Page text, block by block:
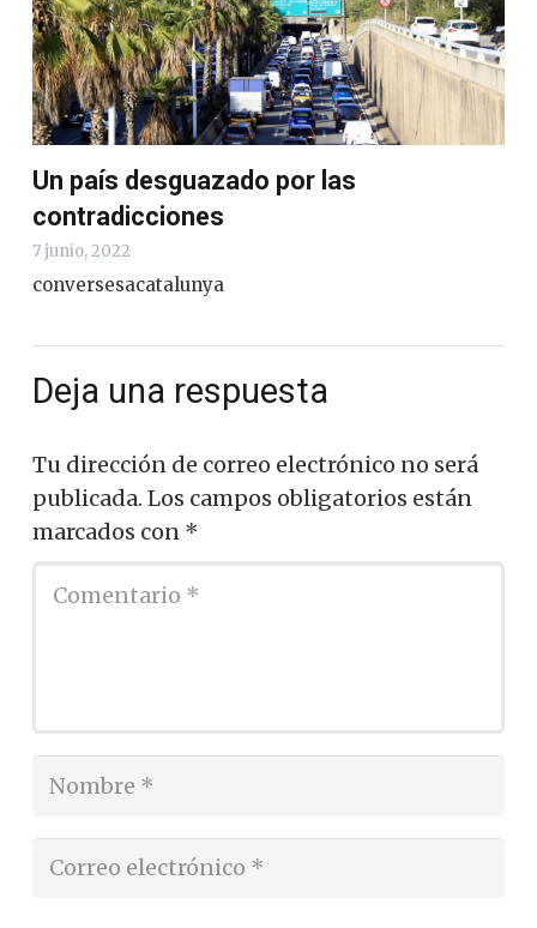
Un país desguazado por las
contradicciones
7 junio, 2022
conversesacatalunya
Deja una respuesta
Tu dirección de correo electrónico no será
publicada. Los campos obligatorios están
marcados con *